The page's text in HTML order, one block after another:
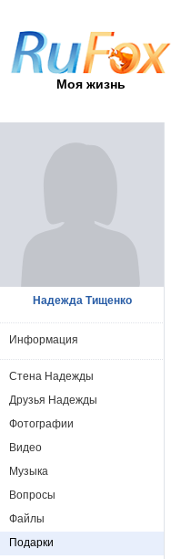
Моя жизнь
Надежда Тищенко
Информация
Стена Надежды
Друзья Надежды
Фотографии
Видео
Музыка
Вопросы
Файлы
Подарки